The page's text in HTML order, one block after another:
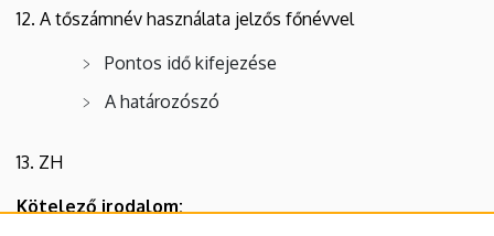
12. A tőszámnév használata jelzős főnévvel
Pontos idő kifejezése
A határozószó
13. ZH
Kötelező irodalom: